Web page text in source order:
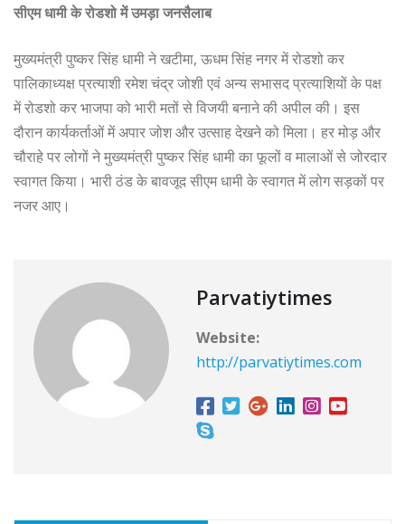
सीएम धामी के रोडशो में उमड़ा जनसैलाब
मुख्यमंत्री पुष्कर सिंह धामी ने खटीमा, ऊधम सिंह नगर में रोडशो कर
पालिकाध्यक्ष प्रत्याशी रमेश चंद्र जोशी एवं अन्य सभासद प्रत्याशियों के पक्ष
में रोडशो कर भाजपा को भारी मतों से विजयी बनाने की अपील की। इस
दौरान कार्यकर्ताओं में अपार जोश और उत्साह देखने को मिला। हर मोड़ और
चौराहे पर लोगों ने मुख्यमंत्री पुष्कर सिंह धामी का फूलों व मालाओं से जोरदार
स्वागत किया। भारी ठंड के बावजूद सीएम धामी के स्वागत में लोग सड़कों पर
नजर आए।
Parvatiytimes
Website:
http://parvatiytimes.com